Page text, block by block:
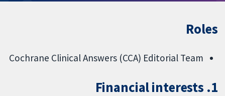
Roles
Cochrane Clinical Answers (CCA) Editorial Team
1. Financial interests